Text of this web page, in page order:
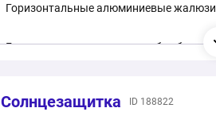
Рулонные шторы
Рулонные шторы с фотопечатью
Горизонтальные алюминиевые жалюзи
Горизонтальные жалюзи из бамбука
Солнцезащитка ID 188822